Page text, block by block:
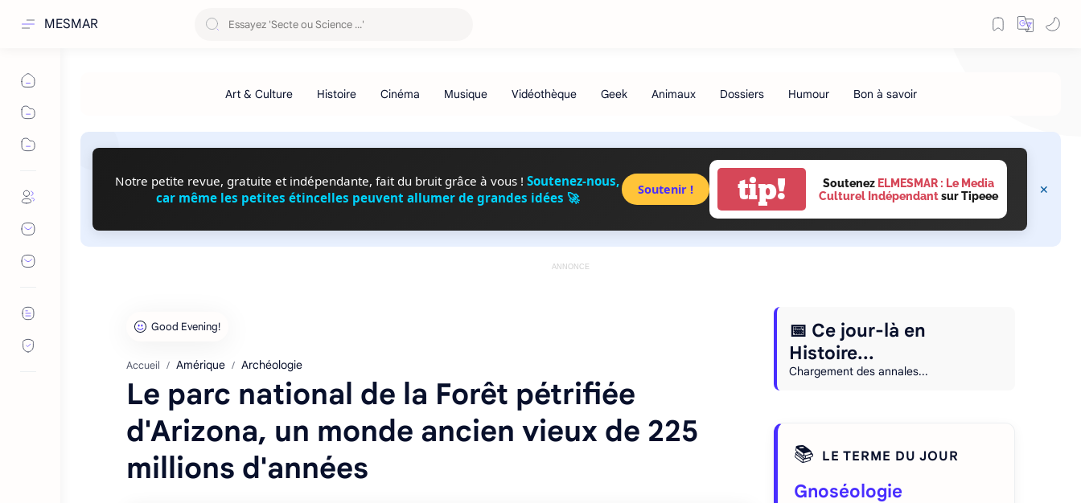
MESMAR
Notre petite revue, gratuite et indépendante, fait du bruit grâce à vous ! Soutenez-nous,
car même les petites étincelles peuvent allumer de grandes idées 🚀
Soutenir ! tip! Soutenez ELMESMAR : Le Media
Culturel Indépendantsur Tipeee
ANNONCE
Accueil Amérique Archéologie
Le parc national de la Forêt pétrifiée
d'Arizona, un monde ancien vieux de 225
millions d'années
📅 Ce jour-là en
Histoire...
Chargement des annales...
📚 LE TERME DU JOUR
Gnoséologie